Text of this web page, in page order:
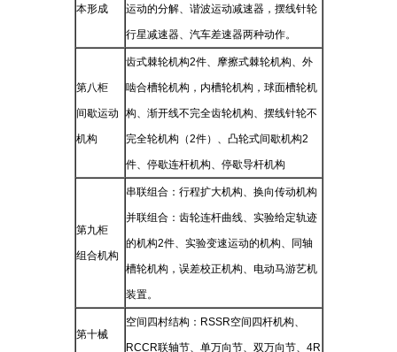
本形成 运动的分解、谐波运动减速器，摆线针轮
行星减速器、汽车差速器两种动作。
第八柜
间歇运动
机构
齿式棘轮机构2件、摩擦式棘轮机构、外
啮合槽轮机构，内槽轮机构，球面槽轮机
构、渐开线不完全齿轮机构、摆线针轮不
完全轮机构（2件）、凸轮式间歇机构2
件、停歇连杆机构、停歇导杆机构
第九柜
组合机构
串联组合：行程扩大机构、换向传动机构
并联组合：齿轮连杆曲线、实验给定轨迹
的机构2件、实验变速运动的机构、同轴
槽轮机构，误差校正机构、电动马游艺机
装置。
第十械
空间四村结构： RSSR空间四杆机构、
RCCR联轴节、单万向节、双万向节、 4R